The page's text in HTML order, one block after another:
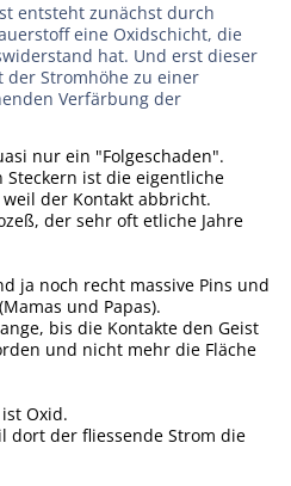
entsteht zunächst durch
eine Oxidschicht, die
hat. Und erst dieser
Stromhöhe zu einer
Verfärbung der
nur ein "Folgeschaden".
ist die eigentliche
der Kontakt abbricht.
der sehr oft etliche Jahre
ja noch recht massive Pins und
und Papas).
bis die Kontakte den Geist
und nicht mehr die Fläche
Oxid.
dort der fliessende Strom die